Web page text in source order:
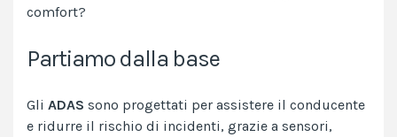
comfort?
Partiamo dalla base
Gli ADAS sono progettati per assistere il conducente
e ridurre il rischio di incidenti, grazie a sensori,